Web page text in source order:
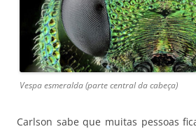
Vespa esmeralda (parte central da cabeça)
Carlson sabe que muitas pessoas